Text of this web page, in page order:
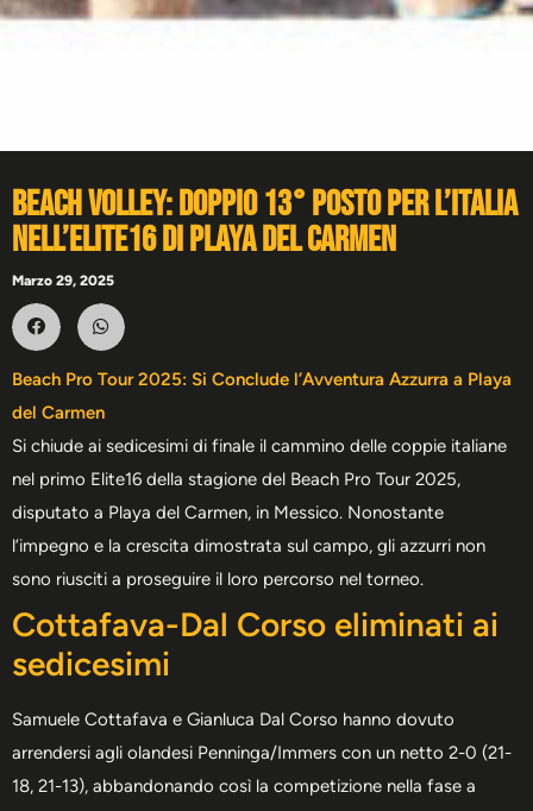
Beach Volley: doppio 13° posto per l’Italia
nell’Elite16 di Playa del Carmen
Marzo 29, 2025
Beach Pro Tour 2025: Si Conclude l’Avventura Azzurra a Playa
del Carmen
Si chiude ai sedicesimi di finale il cammino delle coppie italiane
nel primo Elite16 della stagione del Beach Pro Tour 2025,
disputato a Playa del Carmen, in Messico. Nonostante
l’impegno e la crescita dimostrata sul campo, gli azzurri non
sono riusciti a proseguire il loro percorso nel torneo.
Cottafava-Dal Corso eliminati ai
sedicesimi
Samuele Cottafava e Gianluca Dal Corso hanno dovuto
arrendersi agli olandesi Penninga/Immers con un netto 2-0 (21-
18, 21-13), abbandonando così la competizione nella fase a